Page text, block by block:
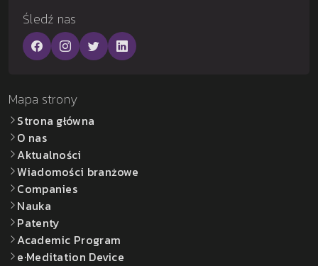
Śledź nas
Mapa strony
Strona główna
O nas
Aktualności
Wiadomości branżowe
Companies
Nauka
Patenty
Academic Program
e·Meditation Device